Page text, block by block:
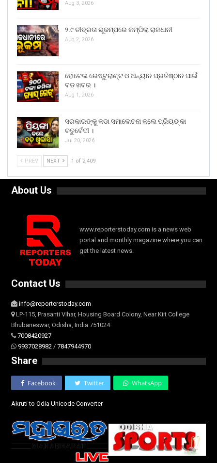
Aug 3, 2026
୨.୯ ତୀବ୍ରତା ଭୂକମ୍ପରେ କମ୍ପିଲା ରାଜଧାନୀ
Aug 2, 2026
ହୋଟେଲ ରେଷ୍ଟୁରାଣ୍ଟ ଓ ଅନ୍ୟାନ ପ୍ରତିଷ୍ଠାନ ପାଇଁ
ବଡ ଖବର ।
Aug 1, 2026
ସରକାରଙ୍କୁ କଡା ସମାଲୋଚନା କଲେ ପ୍ରିୟଙ୍କା
ଚତୁର୍ବେଦୀ ।
Jul 20, 2026
PREV NEXT 1 of 2,409
About Us
www.reporterstoday.com is a news web
portal and monthly magazine where you can
get the latest news.
Contact Us
info@reporterstoday.com
LP-115, Prasanti Vihar, Housing Board Colony, Near Kiit College
Bhubaneswar, Odisha, India 751024
7008420927
9937028982 / 7847944970
Share
Facebook Twitter WhatsApp
Akruti to Odia Unicode Converter